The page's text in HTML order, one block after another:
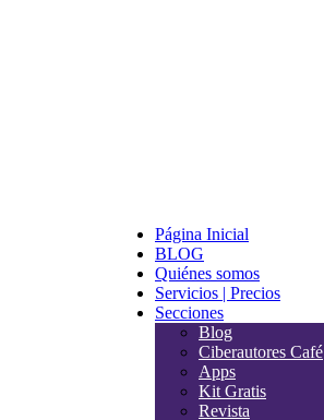
Página Inicial
BLOG
Quiénes somos
Servicios | Precios
Secciones
Blog
Ciberautores Café
Apps
Kit Gratis
Revista